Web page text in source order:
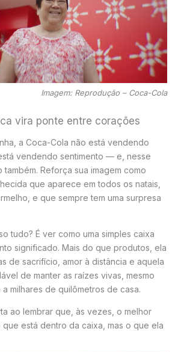
Imagem: Reprodução – Coca-Cola
vira ponte entre corações
a Coca-Cola não está vendendo
vendendo sentimento — e, nesse
Reforça sua imagem como
que aparece em todos os natais,
e que sempre tem uma surpresa
tudo? É ver como uma simples caixa
significado. Mais do que produtos, ela
de sacrifício, amor à distância e aquela
de manter as raízes vivas, mesmo
milhares de quilômetros de casa.
ao lembrar que, às vezes, o melhor
está dentro da caixa, mas o que ela